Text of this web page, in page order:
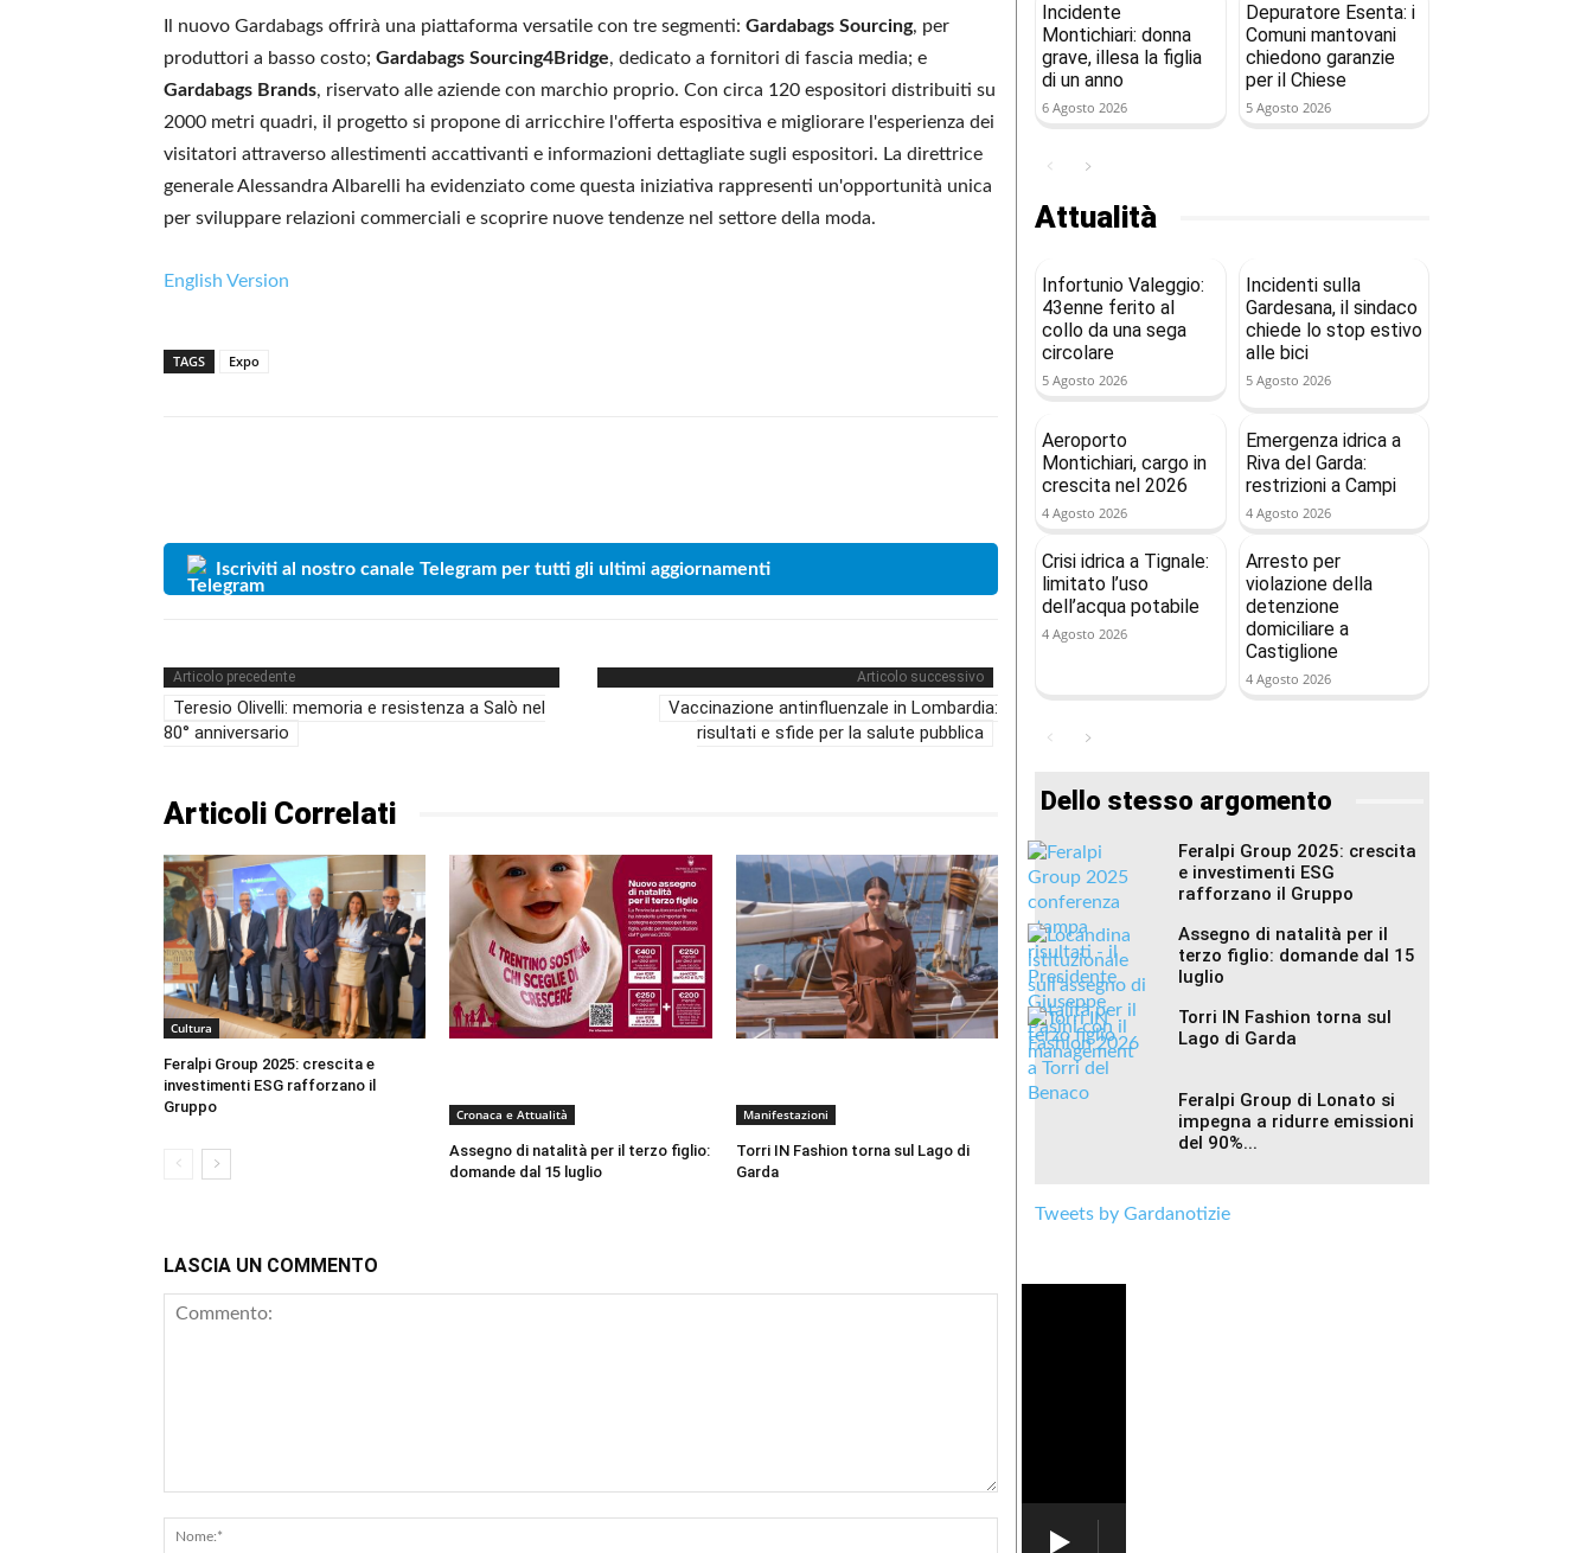
Il nuovo Gardabags offrirà una piattaforma versatile con tre segmenti: Gardabags Sourcing, per
produttori a basso costo; Gardabags Sourcing4Bridge, dedicato a fornitori di fascia media; e
Gardabags Brands, riservato alle aziende con marchio proprio. Con circa 120 espositori distribuiti su
2000 metri quadri, il progetto si propone di arricchire l'offerta espositiva e migliorare l'esperienza dei
visitatori attraverso allestimenti accattivanti e informazioni dettagliate sugli espositori. La direttrice
generale Alessandra Albarelli ha evidenziato come questa iniziativa rappresenti un'opportunità unica
per sviluppare relazioni commerciali e scoprire nuove tendenze nel settore della moda.
English Version
TAGS Expo
Iscriviti al nostro canale Telegram per tutti gli ultimi aggiornamenti
Articolo precedente
Teresio Olivelli: memoria e resistenza a Salò nel
80° anniversario
Articolo successivo
Vaccinazione antinfluenzale in Lombardia:
risultati e sfide per la salute pubblica
Articoli Correlati
Cultura
Feralpi Group 2025: crescita e
investimenti ESG rafforzano il
Gruppo
Cronaca e Attualità
Assegno di natalità per il terzo figlio:
domande dal 15 luglio
Manifestazioni
Torri IN Fashion torna sul Lago di
Garda
LASCIA UN COMMENTO
Nome:*
Incidente
Montichiari: donna
grave, illesa la figlia
di un anno
6 Agosto 2026
Depuratore Esenta: i
Comuni mantovani
chiedono garanzie
per il Chiese
5 Agosto 2026
Attualità
Infortunio Valeggio:
43enne ferito al
collo da una sega
circolare
5 Agosto 2026
Incidenti sulla
Gardesana, il sindaco
chiede lo stop estivo
alle bici
5 Agosto 2026
Aeroporto
Montichiari, cargo in
crescita nel 2026
4 Agosto 2026
Emergenza idrica a
Riva del Garda:
restrizioni a Campi
4 Agosto 2026
Crisi idrica a Tignale:
limitato l’uso
dell’acqua potabile
4 Agosto 2026
Arresto per
violazione della
detenzione
domiciliare a
Castiglione
4 Agosto 2026
Dello stesso argomento
Feralpi Group 2025: crescita
e investimenti ESG
rafforzano il Gruppo
Assegno di natalità per il
terzo figlio: domande dal 15
luglio
Torri IN Fashion torna sul
Lago di Garda
Feralpi Group di Lonato si
impegna a ridurre emissioni
del 90%...
Tweets by Gardanotizie